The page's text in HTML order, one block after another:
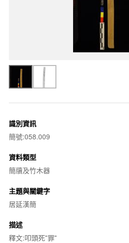
識別資訊
簡號:058.009
資料類型
簡牘及竹木器
主題與關鍵字
居延漢簡
描述
釋文:叩頭死˭罪˭